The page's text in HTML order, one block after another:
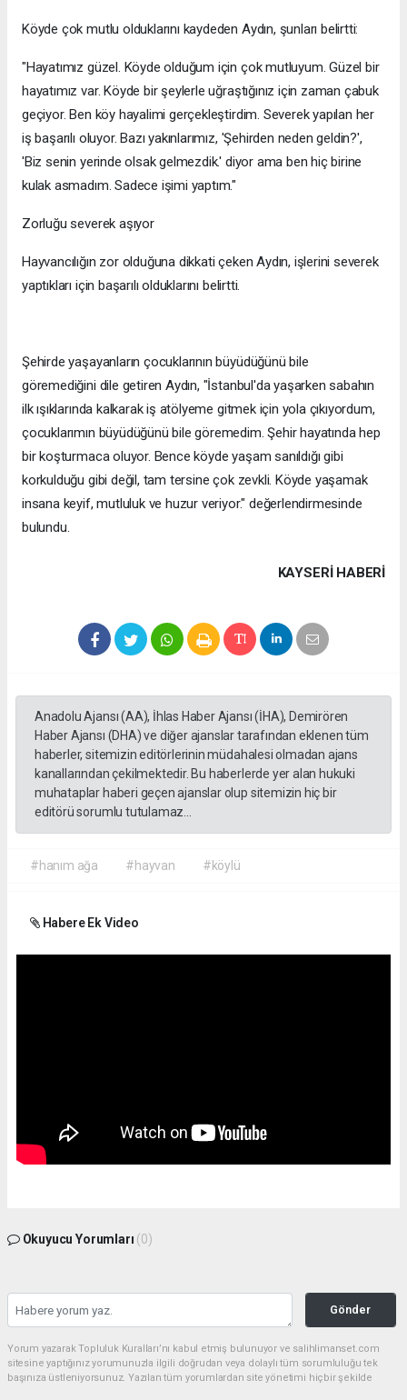
Köyde çok mutlu olduklarını kaydeden Aydın, şunları belirtti:
"Hayatımız güzel. Köyde olduğum için çok mutluyum. Güzel bir
hayatımız var. Köyde bir şeylerle uğraştığınız için zaman çabuk
geçiyor. Ben köy hayalimi gerçekleştirdim. Severek yapılan her
iş başarılı oluyor. Bazı yakınlarımız, 'Şehirden neden geldin?',
'Biz senin yerinde olsak gelmezdik.' diyor ama ben hiç birine
kulak asmadım. Sadece işimi yaptım."
Zorluğu severek aşıyor
Hayvancılığın zor olduğuna dikkati çeken Aydın, işlerini severek
yaptıkları için başarılı olduklarını belirtti.
Şehirde yaşayanların çocuklarının büyüdüğünü bile
göremediğini dile getiren Aydın, "İstanbul'da yaşarken sabahın
ilk ışıklarında kalkarak iş atölyeme gitmek için yola çıkıyordum,
çocuklarımın büyüdüğünü bile göremedim. Şehir hayatında hep
bir koşturmaca oluyor. Bence köyde yaşam sanıldığı gibi
korkulduğu gibi değil, tam tersine çok zevkli. Köyde yaşamak
insana keyif, mutluluk ve huzur veriyor." değerlendirmesinde
bulundu.
KAYSERI HABERİ
Anadolu Ajansı (AA), İhlas Haber Ajansı (İHA), Demirören
Haber Ajansı (DHA) ve diğer ajanslar tarafından eklenen tüm
haberler, sitemizin editörlerinin müdahalesi olmadan ajans
kanallarından çekilmektedir. Bu haberlerde yer alan hukuki
muhataplar haberi geçen ajanslar olup sitemizin hiç bir
editörü sorumlu tutulamaz...
#hanım ağa #hayvan #köylü
Habere Ek Video
Okuyucu Yorumları (0)
Gönder
Yorum yazarak Topluluk Kuralları’nı kabul etmiş bulunuyor ve salihlimanset.com
sitesine yaptığınız yorumunuzla ilgili doğrudan veya dolaylı tüm sorumluluğu tek
başınıza üstleniyorsunuz. Yazılan tüm yorumlardan site yönetimi hiçbir şekilde